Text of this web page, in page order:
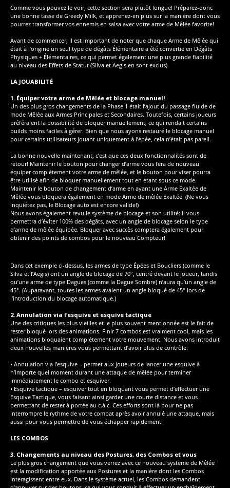
Comme vous pouvez le voir, cette section sera plutôt longue! Préparez-donc
une bonne tasse de Greedy Milk, et apprenez-en plus sur la manière dont vous
pourrez transformer vos ennemis en salsa avec votre arme de Mêlée favorite!
Avant de commencer, il est important de noter que chaque Arme de Mêlée qui
était à l’origine un seul type de dégâts Élémentaire a été convertie en Dégâts
Physiques + Élémentaires, ce qui permet également une plus grande fiabilité
au niveau des Effets de Statut (Silva et Aegis en sont exclus).
LA JOUABILITÉ
1. Équiper votre arme de Mêlée et blocage manuel!
Un des plus gros changements de la Phase 1 était l’ajout du passage fluide de
mode Mêlée aux Armes Principales et Secondaires. Toutefois, certains joueurs
préféraient la possibilité de bloquer manuellement, ce qui rendait certains
builds moins faciles à gérer. Bien que nous ayons restauré le blocage manuel
pour certains utilisateurs jouant uniquement à l’épée, cela n’était pas pareil.
La bonne nouvelle maintenant, c’est que ces deux fonctionnalités sont de
retour! Maintenir le bouton pour changer d’arme vous fera de nouveau
équiper complètement votre arme de mêlée, et le bouton pour viser pourra
être utilisé afin de bloquer manuellement tout en étant sous ce mode.
Maintenir le bouton de changement d’arme en ayant une Arme Exaltée de
Mêlée vous bloquera également en mode Arme de mêlée Exaltée! (Ne vous
inquiétez pas, le Blocage auto est encore valide!)
Nous avons également revu le système de blocage et son utilité: il vous
permettra d’éviter 100% des dégâts, avec un angle de blocage selon le type
d’arme de mêlée équipée. Bloquer avec succès comptera également pour
obtenir des points de combos pour le nouveau Compteur!
Dans cet exemple ci-dessus, les armes de type Épées et Boucliers (comme le
Silva et l’Aegis) ont un angle de blocage de 70°, centré devant le joueur, tandis
qu’une arme de type Dagues (comme la Dague Sombre) n’aura qu’un angle de
45°. (Auparavant, toutes les armes avaient un angle bloqué de 45° lors de
l’introduction du blocage automatique.)
2. Annulation via l’esquive et esquive tactique
Une des critiques les plus vieilles et le plus souvent mentionnée est le fait de
rester bloqué lors des animations. Finir 7 combos est vraiment cool, mais les
animations bloquaient complètement votre mouvement. Nous avons introduit
deux nouvelles manières vous permettant d’avoir plus de contrôle:
• Annulation via l’esquive – permet aux joueurs de lancer une esquive à
n’importe quel moment durant une attaque de mêlée pour terminer
immédiatement le combo et esquiver.
• Esquive tactique – esquiver tout en bloquant vous permet d’effectuer une
Esquive Tactique, vous faisant ainsi garder une courte distance et vous
permettant de rester à portée au c.à.c. Ces efforts sont là pour ne pas
interrompre le rythme de votre combat après avoir annulé une attaque, mais
aussi pour vous permettre de vous échapper rapidement!
LES COMBOS
3. Changements au niveau des Postures, des Combos et vous
Le plus gros changement que vous verrez avec ce nouveau système de Mêlée
est la modification apportée aux Postures et la manière dont les Combos
interagissent entre eux. Dans le système actuel, les Combos demandent